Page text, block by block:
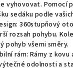
vyhovovat. Pomocí
sedáku podle
360stupňový
rozsah pohybu.
pohyb všemi směry.
rám: Rámy z
odolnosti a